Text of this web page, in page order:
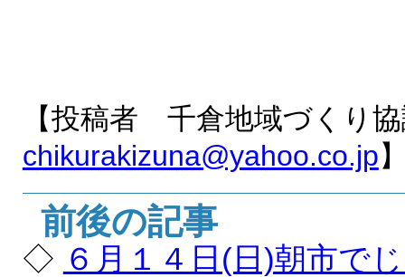
【投稿者 千倉地域づくり
chikurakizuna@yahoo.co.jp
前後の記事
◇ ６月１４日(日)朝市で